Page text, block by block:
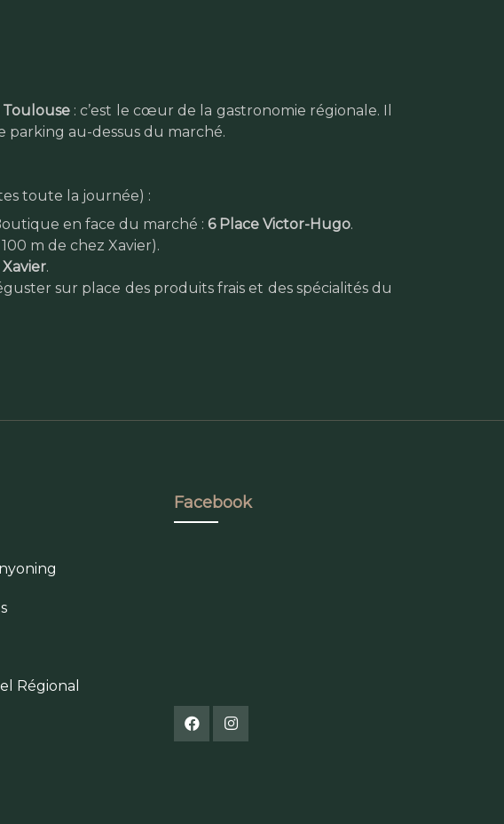
: c’est le cœur de la gastronomie régionale. Il
au-dessus du marché.
toute la journée) :
en face du marché : 6 Place Victor-Hugo.
100 m de chez Xavier).
.
sur place des produits frais et des spécialités du
Régional
Facebook